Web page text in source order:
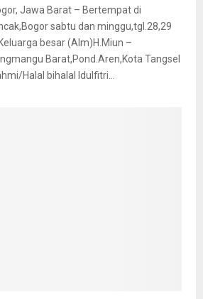
Jawa Barat – Bertempat di
sabtu dan minggu,tgl.28,29
besar (Alm)H.Miun –
Barat,Pond.Aren,Kota Tangsel
Halal bihalal Idulfitri...